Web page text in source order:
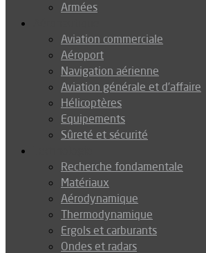
Armées
Aviation commerciale
Aéroport
Navigation aérienne
Aviation générale et d’affaire
Hélicoptères
Equipements
Sûreté et sécurité
Recherche fondamentale
Matériaux
Aérodynamique
Thermodynamique
Ergols et carburants
Ondes et radars